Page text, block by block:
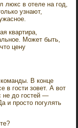
люкс в отеле на год,
узнают,
квартира,
Может быть,
цену
В конце
в гости зовет. А вот
не до гостей —
и просто погулять